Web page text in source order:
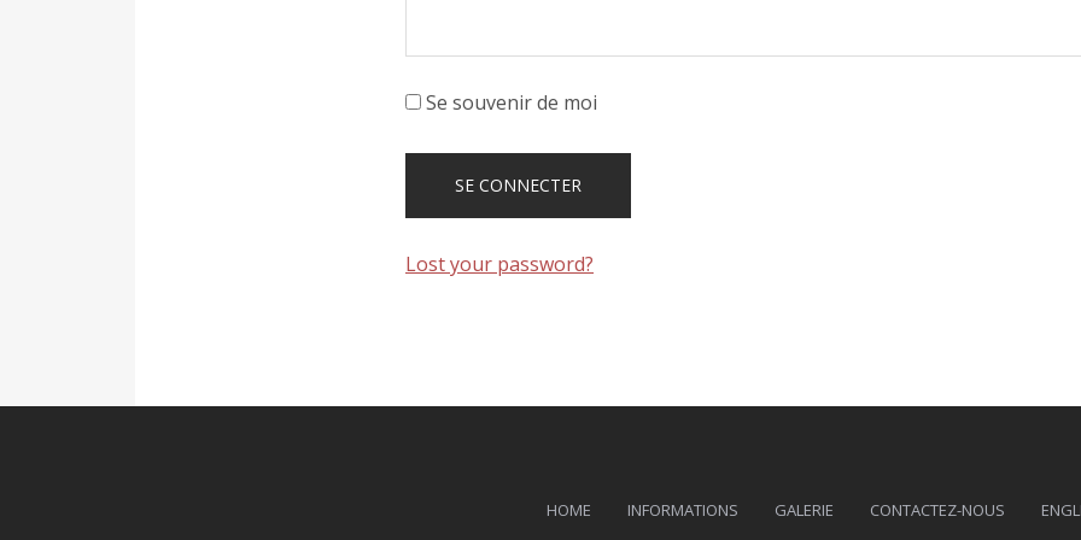
Se souvenir de moi
Lost your password?
HOME INFORMATIONS GALERIE CONTACTEZ-NOUS